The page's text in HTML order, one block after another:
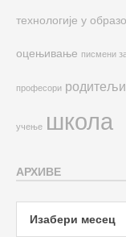
технологије у
оцењивање писмени
професори родитељи
учење школа
АРХИВЕ
Архиве